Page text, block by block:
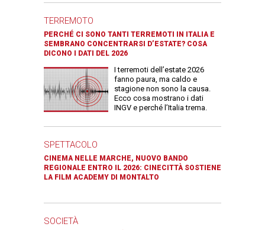
TERREMOTO
PERCHÉ CI SONO TANTI TERREMOTI IN ITALIA E
SEMBRANO CONCENTRARSI D’ESTATE? COSA
DICONO I DATI DEL 2026
I terremoti dell’estate 2026
fanno paura, ma caldo e
stagione non sono la causa.
Ecco cosa mostrano i dati
INGV e perché l’Italia trema.
SPETTACOLO
CINEMA NELLE MARCHE, NUOVO BANDO
REGIONALE ENTRO IL 2026: CINECITTÀ SOSTIENE
LA FILM ACADEMY DI MONTALTO
SOCIETÀ